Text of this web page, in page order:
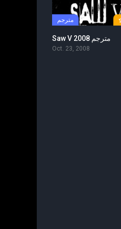
مترجم
Saw V 2008 مترجم
Oct. 23, 2008